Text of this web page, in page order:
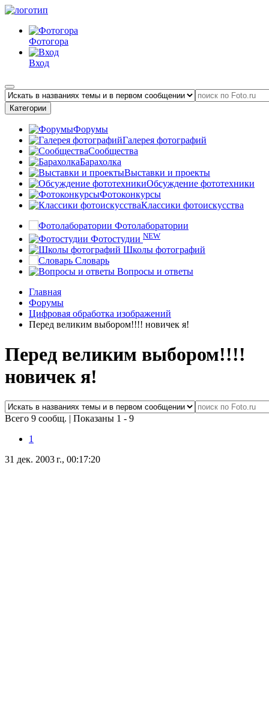
Фотогора
Вход
Категории
Форумы
Галерея фотографий
Сообщества
Барахолка
Выставки и проекты
Обсуждение фототехники
Фотоконкурсы
Классики фотоискусства
Фотолаборатории
Фотостудии NEW
Школы фотографий
Словарь
Вопросы и ответы
Главная
Форумы
Цифровая обработка изображений
Перед великим выбором!!!! новичек я!
Перед великим выбором!!!!
новичек я!
Всего 9 сообщ. | Показаны 1 - 9
1
31 дек. 2003 г., 00:17:20